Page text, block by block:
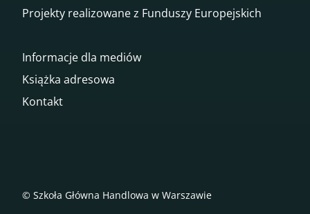
Projekty realizowane z Funduszy Europejskich
Informacje dla mediów
Książka adresowa
Kontakt
© Szkoła Główna Handlowa w Warszawie